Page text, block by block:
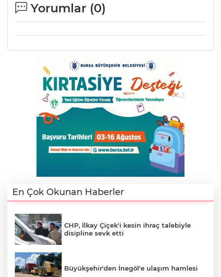
Yorumlar (0)
En Çok Okunan Haberler
CHP, İlkay Çiçek'i kesin ihraç talebiyle
disipline sevk etti
Büyükşehir'den İnegöl'e ulaşım hamlesi